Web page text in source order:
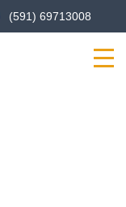
(591) 69713008